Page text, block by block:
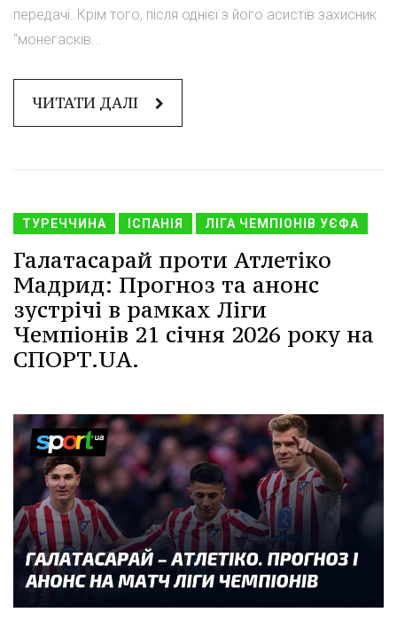
передачі. Крім того, після однієї з його асистів захисник
"монегасків...
ЧИТАТИ ДАЛІ
ТУРЕЧЧИНА ІСПАНІЯ ЛІГА ЧЕМПІОНІВ УЄФА
Галатасарай проти Атлетіко
Мадрид: Прогноз та анонс
зустрічі в рамках Ліги
Чемпіонів 21 січня 2026 року на
СПОРТ.UA.